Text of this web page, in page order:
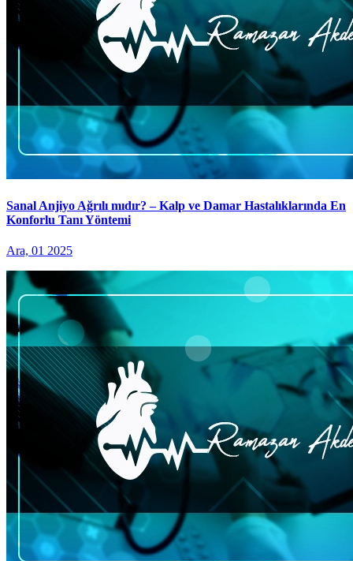
Sanal Anjiyo Ağrılı mıdır? – Kalp ve Damar Hastalıklarında En
Konforlu Tanı Yöntemi
Ara, 01 2025